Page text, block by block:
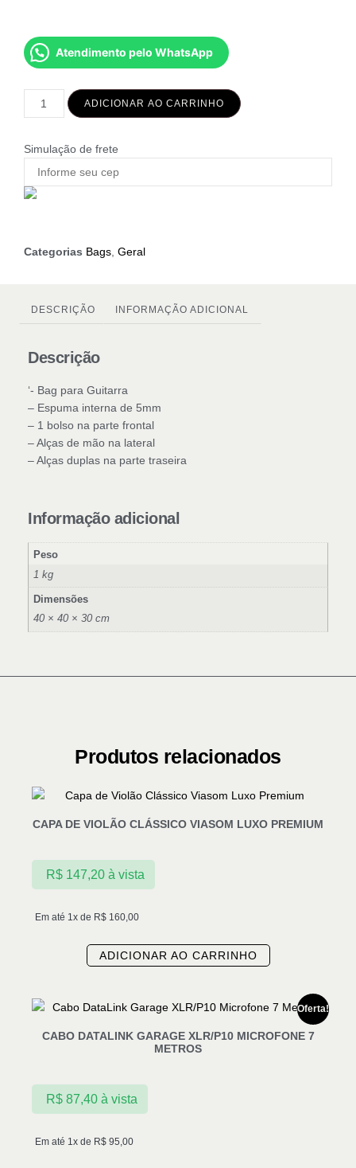
Atendimento pelo WhatsApp
ADICIONAR AO CARRINHO
Simulação de frete
Categorias Bags Geral
DESCRIÇÃO INFORMAÇÃO ADICIONAL
Descrição
‘- Bag para Guitarra
– Espuma interna de 5mm
– 1 bolso na parte frontal
– Alças de mão na lateral
– Alças duplas na parte traseira
Informação adicional
Peso
1 kg
Dimensões
40 × 40 × 30 cm
Produtos relacionados
CAPA DE VIOLÃO CLÁSSICO VIASOM LUXO PREMIUM
Em até 1x de R$ 160,00
R$147,20 à vista
ADICIONAR AO CARRINHO
Oferta!
CABO DATALINK GARAGE XLR/P10 MICROFONE 7
METROS
Em até 1x de R$ 95,00
R$87,40 à vista